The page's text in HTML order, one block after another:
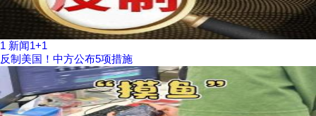
1 新闻1+1
反制美国！中方公布5项措施